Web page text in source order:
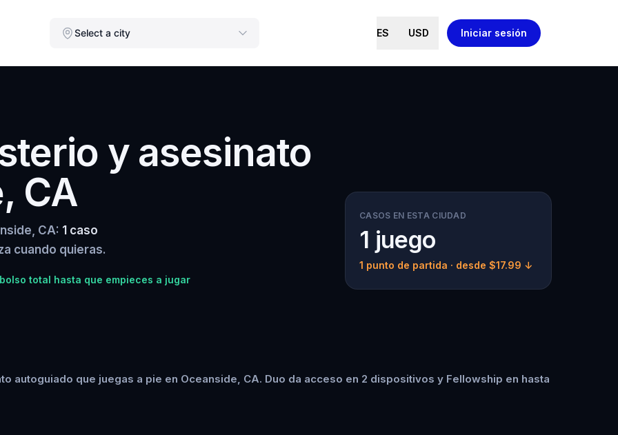
Select a city ES USD Iniciar sesión
y asesinato
CA
CA: 1 caso
cuando quieras.
total hasta que empieces a jugar
CASOS EN ESTA CIUDAD
1 juego
1 punto de partida · desde $17.99 ↓
autoguiado que juegas a pie en Oceanside, CA. Duo da acceso en 2 dispositivos y Fellowship en hasta